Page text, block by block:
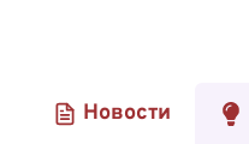
Новости